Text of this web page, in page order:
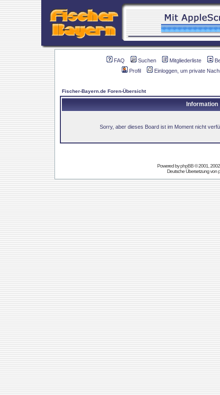
FAQ Suchen Mitgliederliste
Profil
Einloggen, um private
Fischer-Bayern.de Foren-Übersicht
Information
Sorry, aber dieses Board ist im Moment nicht
Powered byphpBB© 2001,
Deutsche Übersetzung von